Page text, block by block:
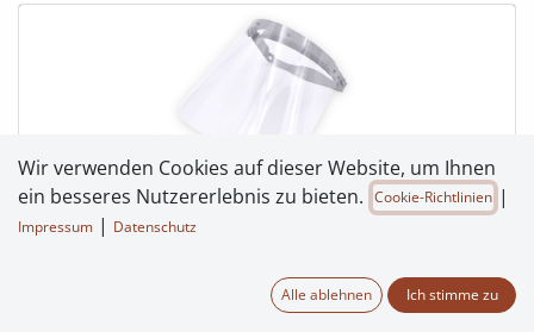
Face Shields - Gesichtsvisiere für Mitarbeiter
Wir bedanken uns recht herzlich bei Protec3D für die Ausstattung
unseres Personals mit Gesichtsvisieren . In schwierigen Zeiten wie
Wir verwenden Cookies auf dieser Website, um Ihnen
ein besseres Nutzererlebnis zu bieten. Cookie-Richtlinien |
Impressum | Datenschutz
Alle ablehnen Ich stimme zu